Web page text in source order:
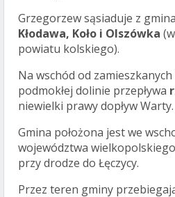
Grzegorzew sąsiaduje z
Kłodawa, Koło i Olszówka
powiatu kolskiego).
Na wschód od
podmokłej dolinie przepływa
niewielki prawy dopływ Warty.
Gmina położona jest we
województwa
przy drodze do Łęczycy.
Przez teren gminy